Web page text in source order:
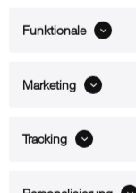
iPad Pro 12,9" (2018)
iPad Pro 12,9" (2021)
Funktionale
Marketing
Tracking